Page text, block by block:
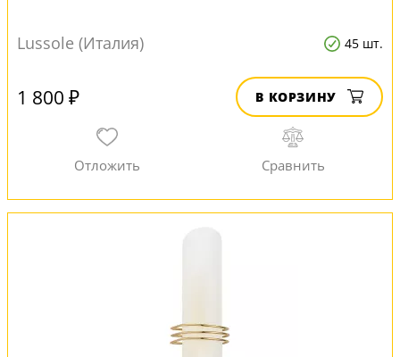
Lussole (Италия) 45 шт.
1 800 ₽ В КОРЗИНУ